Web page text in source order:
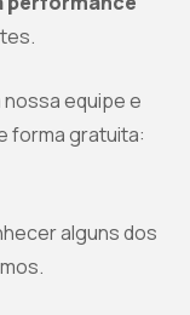
equipe e
forma gratuita:
alguns dos